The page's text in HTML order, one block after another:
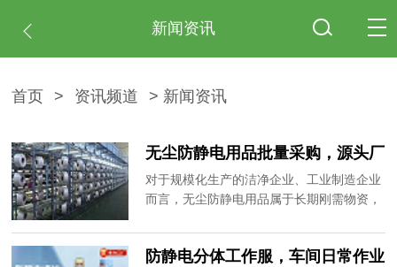
新闻资讯
首页 > 资讯频道 > 新闻资讯
无尘防静电用品批量采购，源头厂
家优势解析
对于规模化生产的洁净企业、工业制造企业
而言，无尘防静电用品属于长期刚需物资，
比、售后服务，直接影响企业生产进度和运
营成本。目前市场上多数供应商为中间商，
防静电分体工作服，车间日常作业